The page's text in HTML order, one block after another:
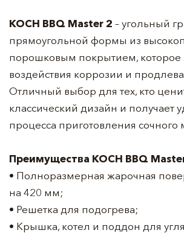
KOCH BBQ Master 2 – угольный
прямоугольной формы из
порошковым покрытием, которое
воздействия коррозии и
Отличный выбор для тех, кто
классический дизайн и получает
процесса приготовления сочного
Преимущества KOCH BBQ
• Полноразмерная жарочная
на 420 мм;
• Решетка для подогрева;
• Крышка, котел и поддон для